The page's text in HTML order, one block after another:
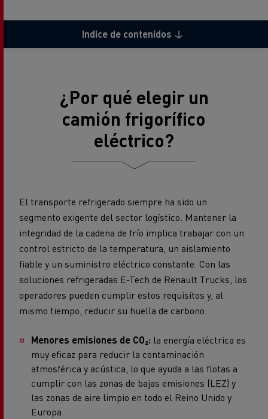
Indice de contenidos
¿Por qué elegir un
camión frigorífico
eléctrico?
El transporte refrigerado siempre ha sido un
segmento exigente del sector logístico. Mantener la
integridad de la cadena de frío implica trabajar con un
control estricto de la temperatura, un aislamiento
fiable y un suministro eléctrico constante. Con las
soluciones refrigeradas E-Tech de Renault Trucks, los
operadores pueden cumplir estos requisitos y, al
mismo tiempo, reducir su huella de carbono.
Menores emisiones de CO₂: la energía eléctrica es
muy eficaz para reducir la contaminación
atmosférica y acústica, lo que ayuda a las flotas a
cumplir con las zonas de bajas emisiones (LEZ) y
las zonas de aire limpio en todo el Reino Unido y
Europa.